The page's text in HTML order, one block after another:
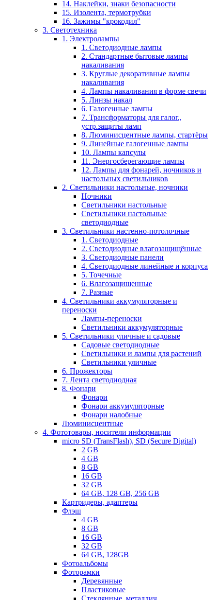
14. Наклейки, знаки безопасности
15. Изолента, термотрубки
16. Зажимы "крокодил"
3. Светотехника
1. Электролампы
1. Светодиодные лампы
2. Стандартные бытовые лампы
накаливания
3. Круглые декоративные лампы
накаливания
4. Лампы накаливания в форме свечи
5. Линзы накал
6. Галогенные лампы
7. Трансформаторы для галог.,
устр.защиты ламп
8. Люминисцентные лампы, стартёры
9. Линейные галогенные лампы
10. Лампы капсулы
11. Энергосберегающие лампы
12. Лампы для фонарей, ночников и
настольных светильников
2. Светильники настольные, ночники
Ночники
Светильники настольные
Светильники настольные
светодиодные
3. Светильники настенно-потолочные
1. Светодиодные
2. Светодиодные влагозащищённые
3. Светодиодные панели
4. Светодиодные линейные и корпуса
5. Точечные
6. Влагозащищенные
7. Разные
4. Светильники аккумуляторные и
переноски
Лампы-переноски
Светильники аккумуляторные
5. Светильники уличные и садовые
Садовые светодиодные
Светильники и лампы для растений
Светильники уличные
6. Прожекторы
7. Лента светодиодная
8. Фонари
Фонари
Фонари аккумуляторные
Фонари налобные
Люминисцентные
4. Фототовары, носители информации
micro SD (TransFlash), SD (Secure Digital)
2 GB
4 GB
8 GB
16 GB
32 GB
64 GB, 128 GB, 256 GB
Картридеры, адаптеры
Флэш
4 GB
8 GB
16 GB
32 GB
64 GB, 128GB
Фотоальбомы
Фоторамки
Деревянные
Пластиковые
Стеклянные, металлич.